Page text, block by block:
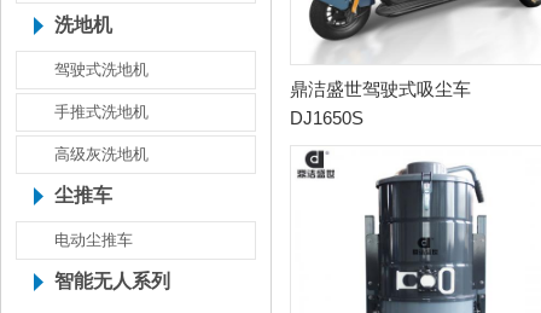
洗地机
驾驶式洗地机
手推式洗地机
高级灰洗地机
尘推车
电动尘推车
智能无人系列
鼎洁盛世驾驶式吸尘车
DJ1650S